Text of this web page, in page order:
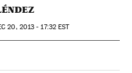
20, 2013 - 17:32 EST
Sociales